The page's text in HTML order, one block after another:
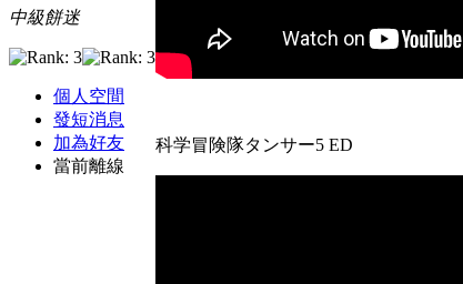
中級餅迷
個人空間
發短消息
加為好友
當前離線
科学冒険隊タンサー5 ED